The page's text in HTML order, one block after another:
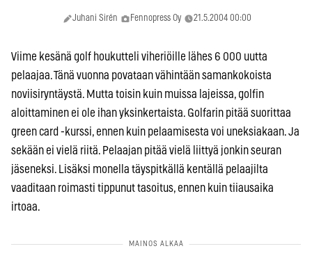
Juhani Sirén Fennopress Oy 21.5.2004 00:00
Viime kesänä golf houkutteli viheriöille lähes 6 000 uutta
pelaajaa. Tänä vuonna povataan vähintään samankokoista
noviisiryntäystä. Mutta toisin kuin muissa lajeissa, golfin
aloittaminen ei ole ihan yksinkertaista. Golfarin pitää suorittaa
green card -kurssi, ennen kuin pelaamisesta voi uneksiakaan. Ja
sekään ei vielä riitä. Pelaajan pitää vielä liittyä jonkin seuran
jäseneksi. Lisäksi monella täyspitkällä kentällä pelaajilta
vaaditaan roimasti tippunut tasoitus, ennen kuin tiiausaika
irtoaa.